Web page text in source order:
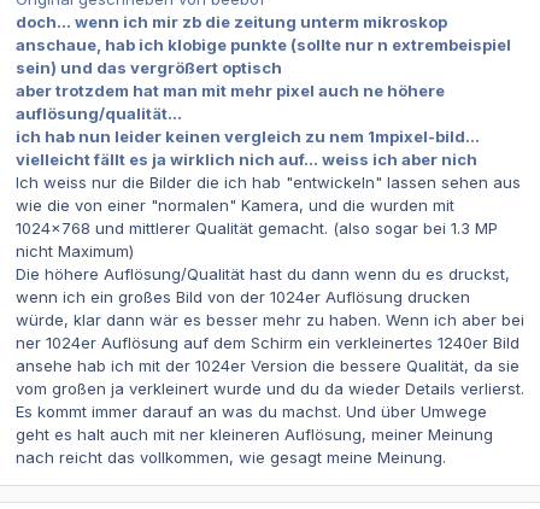
doch... wenn ich mir zb die zeitung unterm mikroskop
anschaue, hab ich klobige punkte (sollte nur n extrembeispiel
sein) und das vergrößert optisch
aber trotzdem hat man mit mehr pixel auch ne höhere
auflösung/qualität...
ich hab nun leider keinen vergleich zu nem 1mpixel-bild...
vielleicht fällt es ja wirklich nich auf... weiss ich aber nich
Ich weiss nur die Bilder die ich hab "entwickeln" lassen sehen aus
wie die von einer "normalen" Kamera, und die wurden mit
1024x768 und mittlerer Qualität gemacht. (also sogar bei 1.3 MP
nicht Maximum)
Die höhere Auflösung/Qualität hast du dann wenn du es druckst,
wenn ich ein großes Bild von der 1024er Auflösung drucken
würde, klar dann wär es besser mehr zu haben. Wenn ich aber bei
ner 1024er Auflösung auf dem Schirm ein verkleinertes 1240er Bild
ansehe hab ich mit der 1024er Version die bessere Qualität, da sie
vom großen ja verkleinert wurde und du da wieder Details verlierst.
Es kommt immer darauf an was du machst. Und über Umwege
geht es halt auch mit ner kleineren Auflösung, meiner Meinung
nach reicht das vollkommen, wie gesagt meine Meinung.